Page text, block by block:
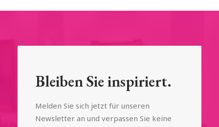
Bleiben Sie inspiriert.
Melden Sie sich jetzt für unseren
Newsletter an und verpassen Sie keine